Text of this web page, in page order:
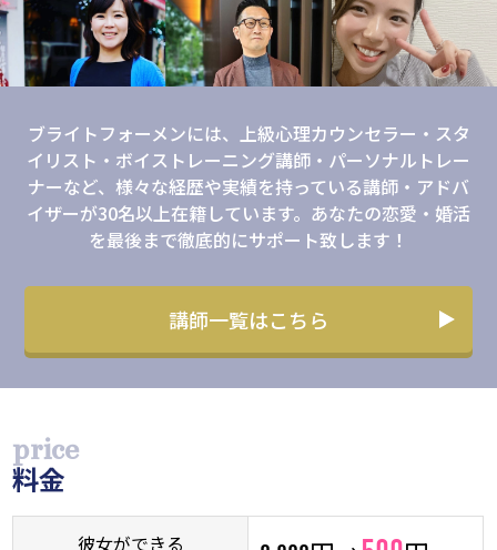
ブライトフォーメンには、上級心理カウンセラー・スタ
イリスト・ボイストレーニング講師・パーソナルトレー
ナーなど、様々な経歴や実績を持っている講師・アドバ
イザーが30名以上在籍しています。あなたの恋愛・婚活
を最後まで徹底的にサポート致します！
講師一覧はこちら
料金
彼⼥ができる